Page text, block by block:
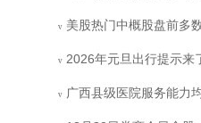
v 美股热门中概股盘前多
v 2026年元旦出行提示来
v 广西县级医院服务能力